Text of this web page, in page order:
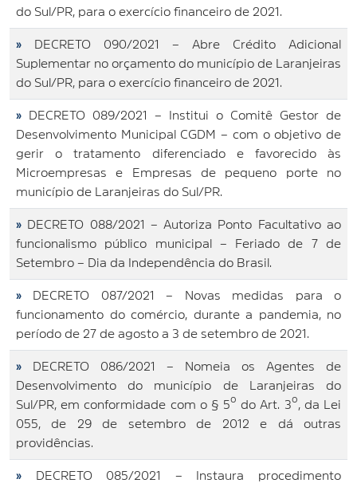
do Sul/PR, para o exercício financeiro de 2021.
»
DECRETO 090/2021 – Abre Crédito Adicional
Suplementar no orçamento do município de Laranjeiras
do Sul/PR, para o exercício financeiro de 2021.
»
DECRETO 089/2021 – Institui o Comitê Gestor de
Desenvolvimento Municipal CGDM – com o objetivo de
gerir o tratamento diferenciado e favorecido às
Microempresas e Empresas de pequeno porte no
município de Laranjeiras do Sul/PR.
» DECRETO 088/2021 – Autoriza Ponto Facultativo ao
funcionalismo público municipal – Feriado de 7 de
Setembro – Dia da Independência do Brasil.
» DECRETO 087/2021 – Novas medidas para o
funcionamento do comércio, durante a pandemia, no
período de 27 de agosto a 3 de setembro de 2021.
»
DECRETO 086/2021 – Nomeia os Agentes de
Desenvolvimento do município de Laranjeiras do
Sul/PR, em conformidade com o § 5º do Art. 3º, da Lei
055, de 29 de setembro de 2012 e dá outras
providências.
»
DECRETO 085/2021 – Instaura procedimento